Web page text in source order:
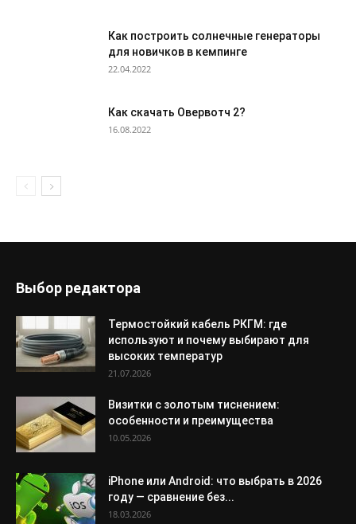
Как построить солнечные генераторы
для новичков в кемпинге
22.04.2022
Как скачать Овервотч 2?
16.08.2022
Выбор редактора
Термостойкий кабель РКГМ: где
используют и почему выбирают для
высоких температур
21.07.2026
Визитки с золотым тиснением:
особенности и преимущества
10.05.2026
iPhone или Android: что выбрать в 2026
году — сравнение без...
18.03.2026